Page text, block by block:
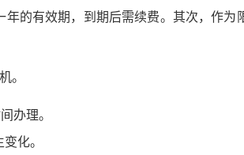
的有效期，到期后需续费。其次，作为
。
办理。
化。